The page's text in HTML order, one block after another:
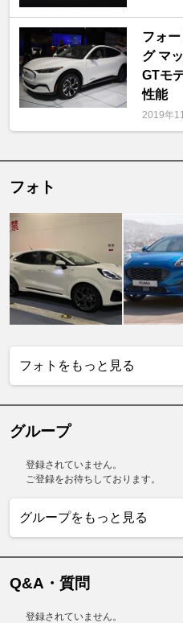
フォ
グ マ
GTモ
性能
2019年
フォト
フォトをもっと見る
グループ
登録されていません。
ご登録をお待ちしております。
グループをもっと見る
Q&A・質問
登録されていません。